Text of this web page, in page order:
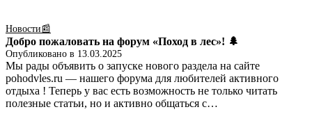
Новости📰
Добро пожаловать на форум «Поход в лес»! 🌲
Опубликовано в 13.03.2025
Мы рады объявить о запуске нового раздела на сайте
pohodvles.ru — нашего форума для любителей активного
отдыха ! Теперь у вас есть возможность не только читать
полезные статьи, но и активно общаться с…